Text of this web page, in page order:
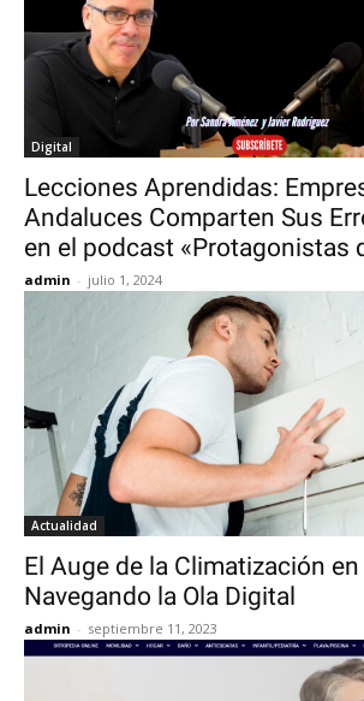
Digital
Lecciones Aprendidas:
Andaluces Comparten Sus
en el podcast «Protagonistas
admin - julio 1, 2024
Actualidad
El Auge de la Climatización
Navegando la Ola Digital
admin - septiembre 11, 2023